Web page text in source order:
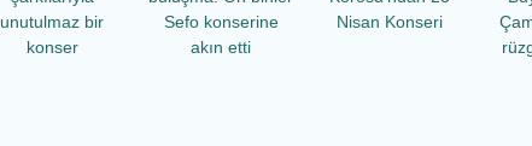
unutulmaz bir
konser
Sefo konserine
akın etti
Nisan Konseri